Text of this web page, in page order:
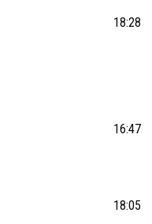
18:28
16:47
18:05